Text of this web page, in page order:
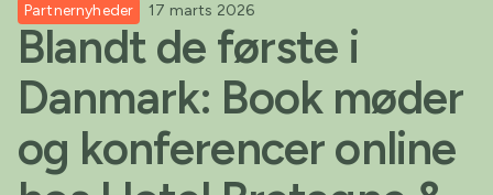
Partnernyheder 17 marts 2026
Blandt de første i
Danmark: Book møder
og konferencer online